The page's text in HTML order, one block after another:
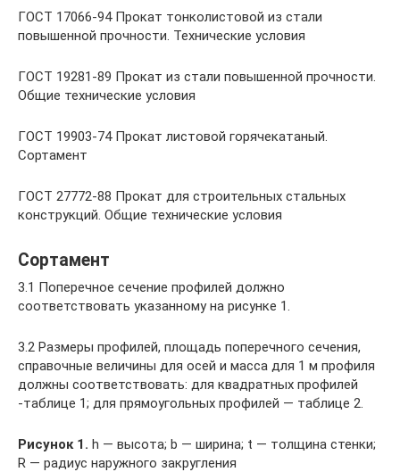
ГОСТ 17066-94 Прокат тонколистовой из стали
повышенной прочности. Технические условия
ГОСТ 19281-89 Прокат из стали повышенной прочности.
Общие технические условия
ГОСТ 19903-74 Прокат листовой горячекатаный.
Сортамент
ГОСТ 27772-88 Прокат для строительных стальных
конструкций. Общие технические условия
Сортамент
3.1 Поперечное сечение профилей должно
соответствовать указанному на рисунке 1.
3.2 Размеры профилей, площадь поперечного сечения,
справочные величины для осей и масса для 1 м профиля
должны соответствовать: для квадратных профилей
-таблице 1; для прямоугольных профилей — таблице 2.
Рисунок 1. h — высота; b — ширина; t — толщина стенки;
R — радиус наружного закругления